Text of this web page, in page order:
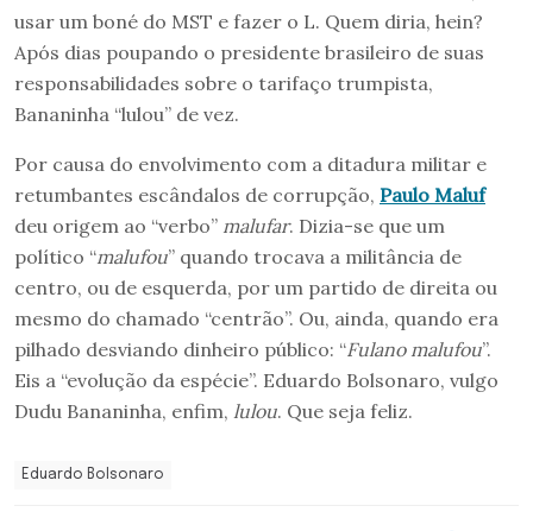
usar um boné do MST e fazer o L. Quem diria, hein?
Após dias poupando o presidente brasileiro de suas
responsabilidades sobre o tarifaço trumpista,
Bananinha “lulou” de vez.
Por causa do envolvimento com a ditadura militar e
retumbantes escândalos de corrupção, Paulo Maluf
deu origem ao “verbo” malufar. Dizia-se que um
político “malufou” quando trocava a militância de
centro, ou de esquerda, por um partido de direita ou
mesmo do chamado “centrão”. Ou, ainda, quando era
pilhado desviando dinheiro público: “Fulano malufou”.
Eis a “evolução da espécie”. Eduardo Bolsonaro, vulgo
Dudu Bananinha, enfim, lulou. Que seja feliz.
Eduardo Bolsonaro